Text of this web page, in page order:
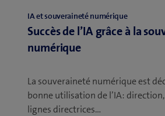
IA et souveraineté numérique
Succès de l’IA grâce à la
numérique
La souveraineté numérique est
bonne utilisation de l’IA:
lignes directrices…